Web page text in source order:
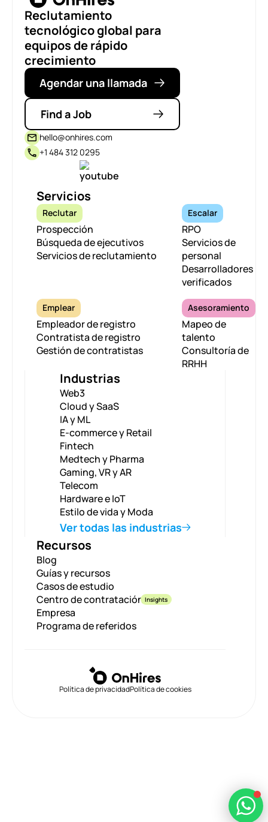
Reclutamiento
tecnológico global para
equipos de rápido
crecimiento
Agendar una llamada
Find a Job
hello@onhires.com
+1 484 312 0295
Servicios
Reclutar
Prospección
Búsqueda de ejecutivos
Servicios de reclutamiento
Escalar
RPO
Servicios de
personal
Desarrolladores
verificados
Emplear
Empleador de registro
Contratista de registro
Gestión de contratistas
Asesoramiento
Mapeo de
talento
Consultoría de
RRHH
Industrias
Web3
Cloud y SaaS
IA y ML
E-commerce y Retail
Fintech
Medtech y Pharma
Gaming, VR y AR
Telecom
Hardware e IoT
Estilo de vida y Moda
Ver todas las industrias
Recursos
Blog
Guías y recursos
Casos de estudio
Centro de contrataciónInsights
Empresa
Programa de referidos
Política de privacidadPolítica de cookies